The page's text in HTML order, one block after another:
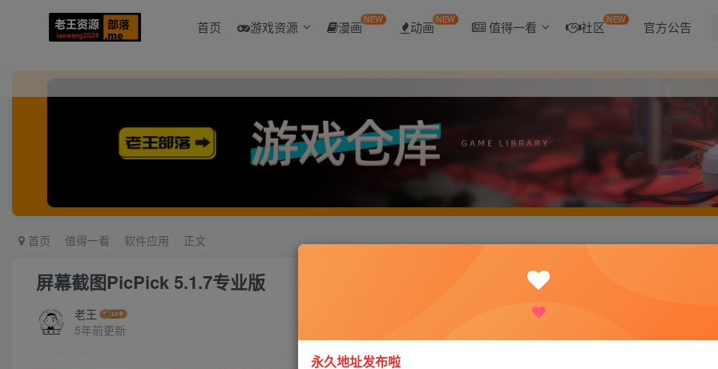
首页 游戏资源 漫画NEW 动画 NEW 值得一看 社区NEW 官方公告
首页 值得一看 软件应用 正文
屏幕截图PicPick 5.1.7专业版
老王
5年前更新
永久地址发布啦